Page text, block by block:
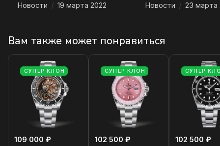
Новости / 19 марта 2022 Новости / 23 марта
Вам также может понравиться
СУПЕР КЛОН
109 000 ₽
СУПЕР КЛОН
102 500 ₽
СУПЕР
102 500 ₽